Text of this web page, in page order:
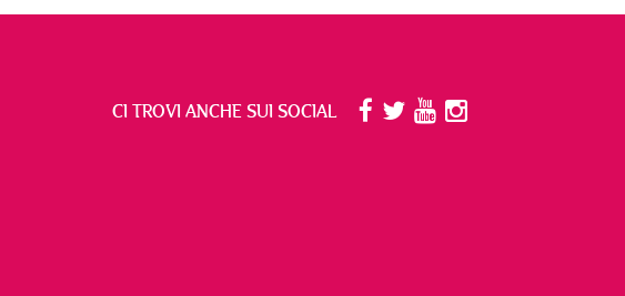
CI TROVI ANCHE SUI SOCIAL